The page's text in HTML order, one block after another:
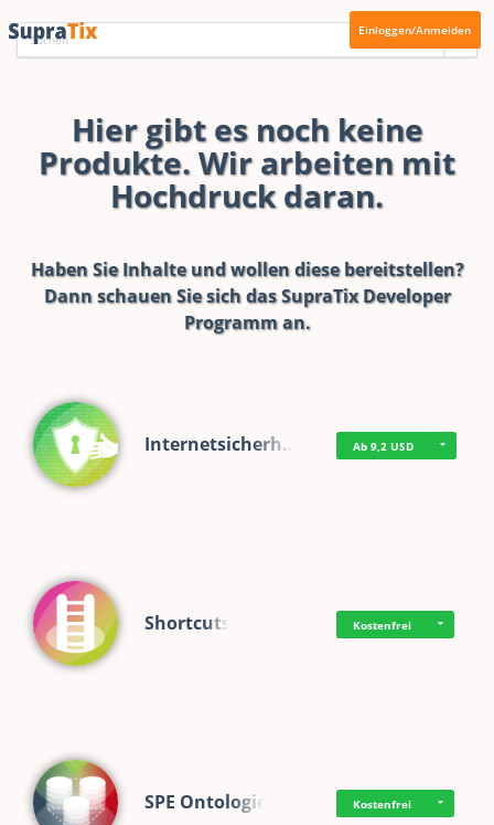
Einloggen/Anmelden
Hier gibt es noch keine
Produkte. Wir arbeiten mit
Hochdruck daran.
Haben Sie Inhalte und wollen diese bereitstellen?
Dann schauen Sie sich dasSupraTix Developer
Programman.
Internetsicherh… Ab 9,2 USD
Shortcuts Kostenfrei
SPE Ontologie Kostenfrei